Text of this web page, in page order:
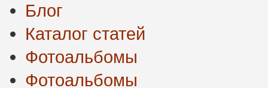
Блог
Каталог статей
Фотоальбомы
Фотоальбомы